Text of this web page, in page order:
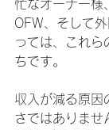
忙なオーナー様
OFW、そして
っては、これら
ちです。
収入が減る原因
さではありませ